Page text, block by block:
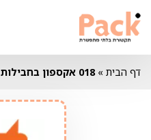
דף הבית »018 אקספון בחבילות ספק ותשתית משתלמות